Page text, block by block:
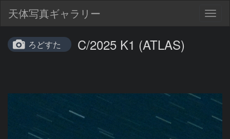
天体写真ギャラリー
ろどすた C/2025 K1 (ATLAS)